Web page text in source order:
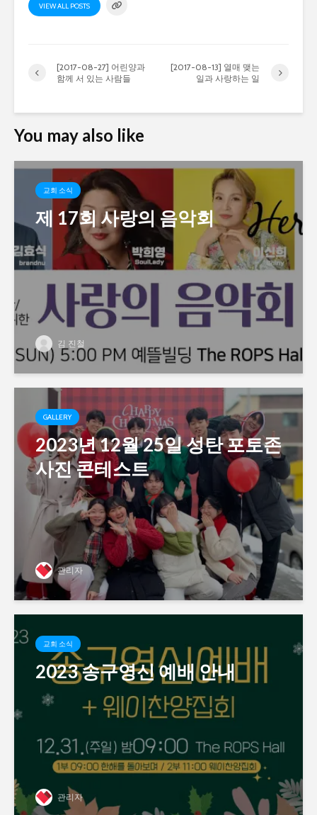
VIEW ALL POSTS
[2017-08-27] 어린양과
함께 서 있는 사람들
[2017-08-13] 열매 맺는
일과 사랑하는 일
You may also like
교회 소식
제 17회 사랑의 음악회
김 진철
GALLERY
2023년 12월 25일 성탄 포토존
사진 콘테스트
관리자
교회 소식
2023 송구영신 예배 안내
관리자